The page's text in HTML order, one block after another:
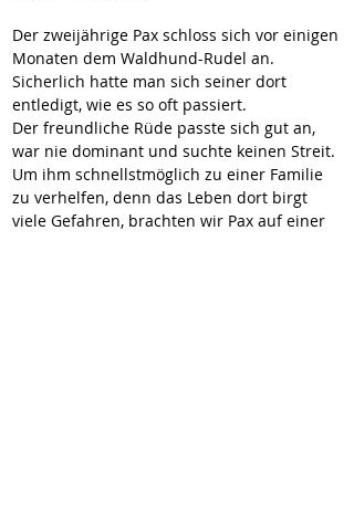
Der zweijährige Pax schloss sich vor einigen
Monaten dem Waldhund-Rudel an.
Sicherlich hatte man sich seiner dort
entledigt, wie es so oft passiert.
Der freundliche Rüde passte sich gut an,
war nie dominant und suchte keinen Streit.
Um ihm schnellstmöglich zu einer Familie
zu verhelfen, denn das Leben dort birgt
viele Gefahren, brachten wir Pax auf einer